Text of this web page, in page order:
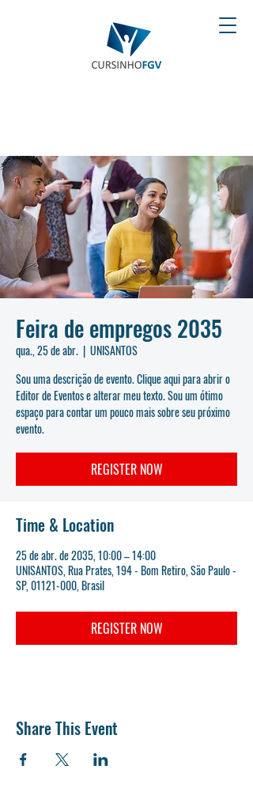
Feira de empregos 2035
qua., 25 de abr.
  |
UNISANTOS
Sou uma descrição de evento. Clique aqui para abrir o
Editor de Eventos e alterar meu texto. Sou um ótimo
espaço para contar um pouco mais sobre seu próximo
evento.
REGISTER NOW
Time & Location
25 de abr. de 2035, 10:00 – 14:00
UNISANTOS, Rua Prates, 194 - Bom Retiro, São Paulo -
SP, 01121-000, Brasil
REGISTER NOW
Share This Event